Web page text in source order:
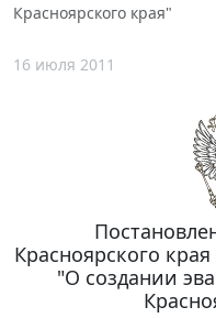
Красноярского края"
16 июля 2011
Красноярского
"О создании